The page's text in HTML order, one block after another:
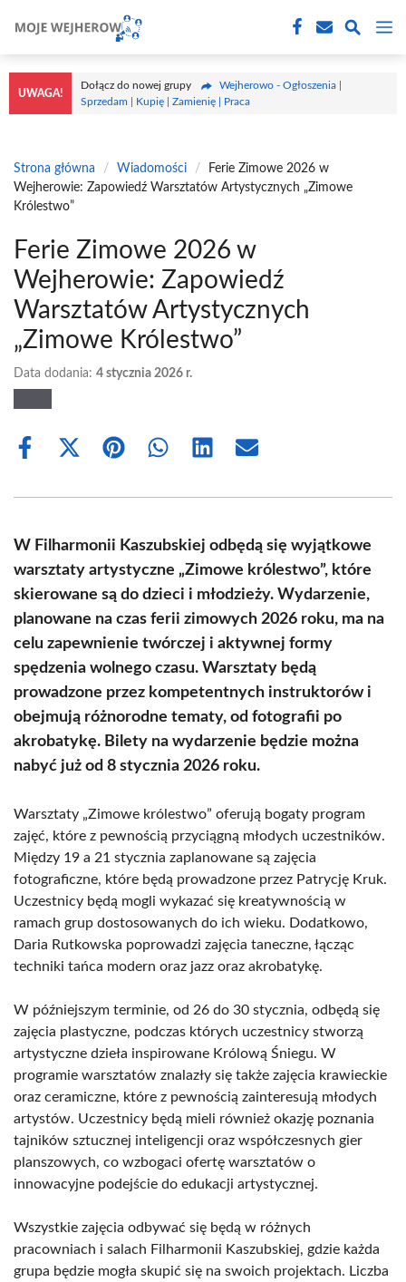
treści
UWAGA!
Dołącz do nowej grupy
Wejherowo - Ogłoszenia |
Sprzedam | Kupię | Zamienię | Praca
Strona główna / Wiadomości /
Ferie Zimowe 2026 w
Wejherowie: Zapowiedź Warsztatów Artystycznych „Zimowe
Królestwo”
Ferie Zimowe 2026 w
Wejherowie: Zapowiedź
Warsztatów Artystycznych
„Zimowe Królestwo”
Data dodania: 4 stycznia 2026 r.
Share
Share
(Twitter)
Share Share Share Share
W Filharmonii Kaszubskiej odbędą się wyjątkowe
warsztaty artystyczne „Zimowe królestwo”, które
skierowane są do dzieci i młodzieży. Wydarzenie,
planowane na czas ferii zimowych 2026 roku, ma na
celu zapewnienie twórczej i aktywnej formy
spędzenia wolnego czasu. Warsztaty będą
prowadzone przez kompetentnych instruktorów i
obejmują różnorodne tematy, od fotografii po
akrobatykę. Bilety na wydarzenie będzie można
nabyć już od 8 stycznia 2026 roku.
Warsztaty „Zimowe królestwo” oferują bogaty program
zajęć, które z pewnością przyciągną młodych uczestników.
Między 19 a 21 stycznia zaplanowane są zajęcia
fotograficzne, które będą prowadzone przez Patrycję Kruk.
Uczestnicy będą mogli wykazać się kreatywnością w
ramach grup dostosowanych do ich wieku. Dodatkowo,
Daria Rutkowska poprowadzi zajęcia taneczne, łącząc
techniki tańca modern oraz jazz oraz akrobatykę.
W późniejszym terminie, od 26 do 30 stycznia, odbędą się
zajęcia plastyczne, podczas których uczestnicy stworzą
artystyczne dzieła inspirowane Królową Śniegu. W
programie warsztatów znalazły się także zajęcia krawieckie
oraz ceramiczne, które z pewnością zainteresują młodych
artystów. Uczestnicy będą mieli również okazję poznania
tajników sztucznej inteligencji oraz współczesnych gier
planszowych, co wzbogaci ofertę warsztatów o
innowacyjne podejście do edukacji artystycznej.
Wszystkie zajęcia odbywać się będą w różnych
pracowniach i salach Filharmonii Kaszubskiej, gdzie każda
grupa będzie mogła skupić się na swoich projektach. Liczba